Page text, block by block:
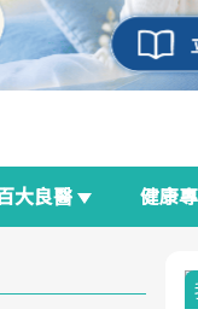
大良醫 健康